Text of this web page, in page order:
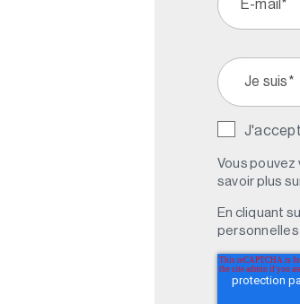
Vous
savoir plus
En cliquant
personnelles